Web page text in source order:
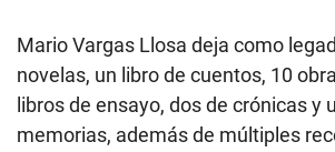
Mario Vargas Llosa deja como
novelas, un libro de cuentos, 10
libros de ensayo, dos de crónicas y
memorias, además de múltiples